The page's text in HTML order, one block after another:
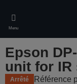
main
content
Menu
Epson
unit for IR
Arrêté Référence